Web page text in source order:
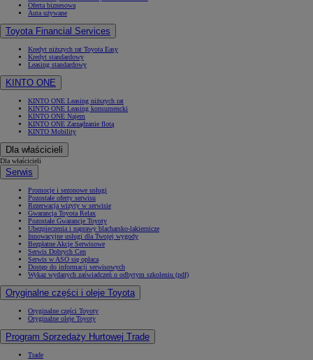
Oferta biznesowa
Auta używane
Toyota Financial Services
Kredyt niższych rat Toyota Easy
Kredyt standardowy
Leasing standardowy
KINTO ONE
KINTO ONE Leasing niższych rat
KINTO ONE Leasing konsumencki
KINTO ONE Najem
KINTO ONE Zarządzanie flotą
KINTO Mobility
Dla właścicieli
Dla właścicieli
Serwis
Promocje i sezonowe usługi
Pozostałe oferty serwisu
Rezerwacja wizyty w serwisie
Gwarancja Toyota Relax
Pozostałe Gwarancje Toyoty
Ubezpieczenia i naprawy blacharsko-lakiernicze
Innowacyjne usługi dla Twojej wygody
Bezpłatne Akcje Serwisowe
Serwis Dobrych Cen
Serwis w ASO się opłaca
Dostęp do informacji serwisowych
Wykaz wydanych zaświadczeń o odbytym szkoleniu (pdf)
Oryginalne części i oleje Toyota
Oryginalne części Toyoty
Oryginalne oleje Toyoty
Program Sprzedaży Hurtowej Trade
Trade